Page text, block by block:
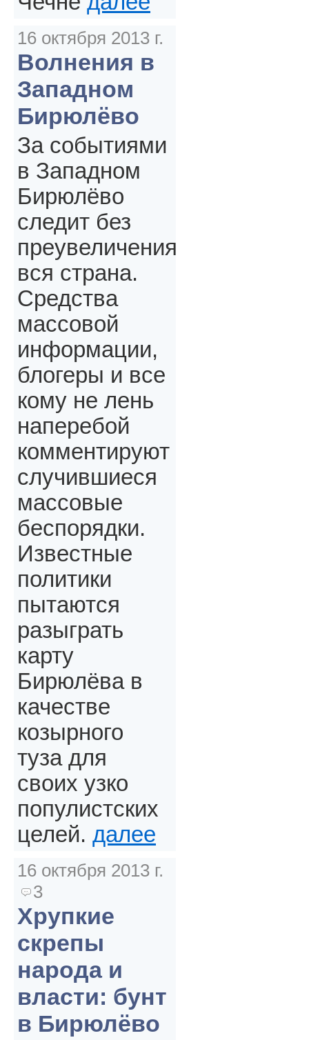
16 октября 2013 г.
Волнения в
Западном
Бирюлёво
За событиями
в Западном
Бирюлёво
следит без
преувеличения
вся страна.
Средства
массовой
информации,
блогеры и все
кому не лень
наперебой
комментируют
случившиеся
массовые
беспорядки.
Известные
политики
пытаются
разыграть
карту
Бирюлёва в
качестве
козырного
туза для
своих узко
популистских
целей. далее
16 октября 2013 г.
3
Хрупкие
скрепы
народа и
власти: бунт
в Бирюлёво